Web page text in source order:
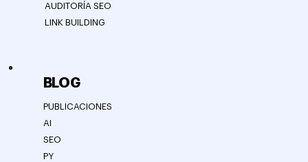
AUDITORÍA SEO
LINK BUILDING
BLOG
PUBLICACIONES
AI
SEO
PY